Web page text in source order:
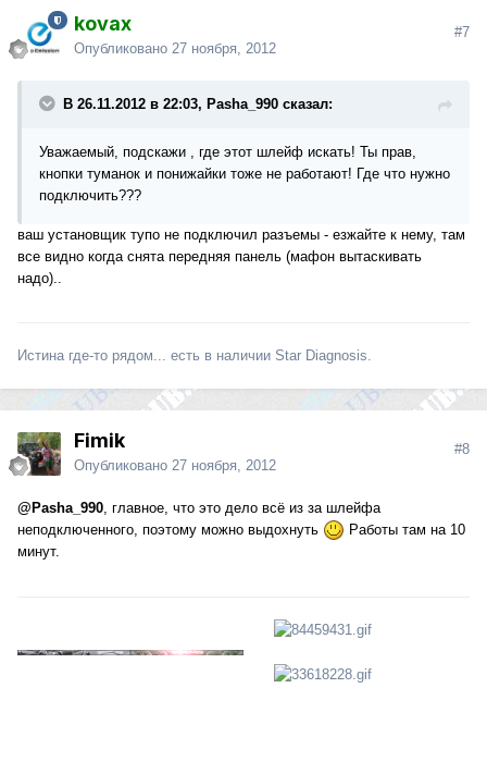
kovax
Опубликовано 27 ноября, 2012
#7
В 26.11.2012 в 22:03, Pasha_990 сказал:
Уважаемый, подскажи , где этот шлейф искать! Ты прав,
кнопки туманок и понижайки тоже не работают! Где что нужно
подключить???
ваш установщик тупо не подключил разъемы - езжайте к нему, там
все видно когда снята передняя панель (мафон вытаскивать
надо)..
Истина где-то рядом... есть в наличии Star Diagnosis.
Fimik
Опубликовано 27 ноября, 2012
#8
@Pasha_990 , главное, что это дело всё из за шлейфа
неподключенного, поэтому можно выдохнуть
Работы там на 10
минут.